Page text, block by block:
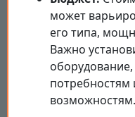
может
его типа,
Важно
оборудование,
возможностям.